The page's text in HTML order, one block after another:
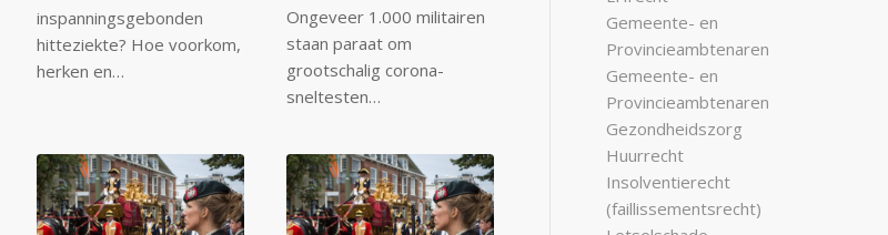
inspanningsgebonden
hitteziekte? Hoe voorkom,
herken en…
Ongeveer 1.000 militairen
staan paraat om
grootschalig corona-
sneltesten…
Gemeente- en
Provincieambtenaren
Gemeente- en
Provincieambtenaren
Gezondheidszorg
Huurrecht
Insolventierecht
(faillissementsrecht)